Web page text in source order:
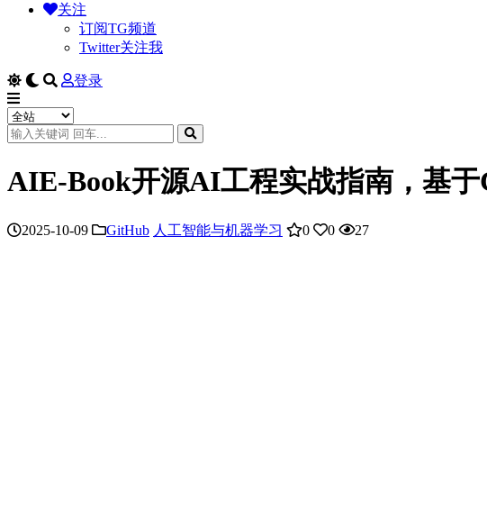
关注
订阅TG频道
Twitter关注我
登录
AIE-Book开源AI工程实战指南，基
2025-10-09 GitHub 人工智能与机器学习 0 0 27